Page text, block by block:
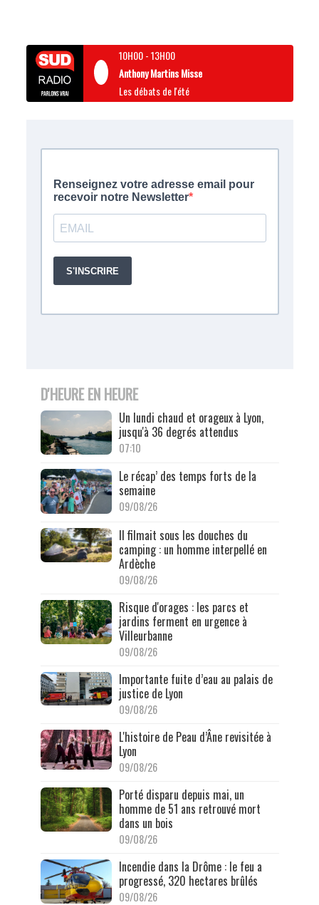
10H00-13H00
Anthony Martins Misse
Les débats de l'été
D'HEURE EN HEURE
Un lundi chaud et orageux à Lyon,
jusqu'à 36 degrés attendus
07:10
Le récap’ des temps forts de la
semaine
09/08/26
Il filmait sous les douches du
camping : un homme interpellé en
Ardèche
09/08/26
Risque d'orages : les parcs et
jardins ferment en urgence à
Villeurbanne
09/08/26
Importante fuite d’eau au palais de
justice de Lyon
09/08/26
L'histoire de Peau d’Âne revisitée à
Lyon
09/08/26
Porté disparu depuis mai, un
homme de 51 ans retrouvé mort
dans un bois
09/08/26
Incendie dans la Drôme : le feu a
progressé, 320 hectares brûlés
09/08/26